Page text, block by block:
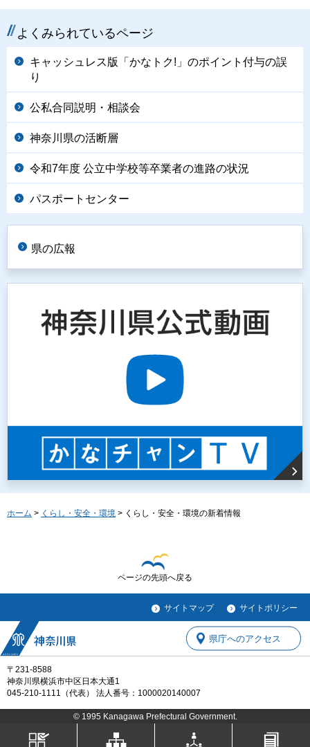
よくみられているページ
キャッシュレス版「かなトク!」のポイント付与の誤
り
公私合同説明・相談会
神奈川県の活断層
令和7年度 公立中学校等卒業者の進路の状況
パスポートセンター
県の広報
ホーム > くらし・安全・環境 > くらし・安全・環境の新着情報
ページの先頭へ戻る
サイトマップ サイトポリシー
〒231-8588
神奈川県横浜市中区日本大通1
045-210-1111（代表） 法人番号：1000020140007
県庁へのアクセス
© 1995 Kanagawa Prefectural Government.